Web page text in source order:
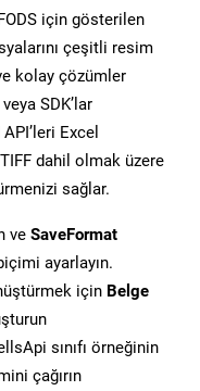
için gösterilen
çeşitli resim
kolay çözümler
SDK’lar
Excel
TIFF dahil olmak üzere
sağlar.
ve SaveFormat
ayarlayın.
için Belge
sınıfı örneğinin
çağırın